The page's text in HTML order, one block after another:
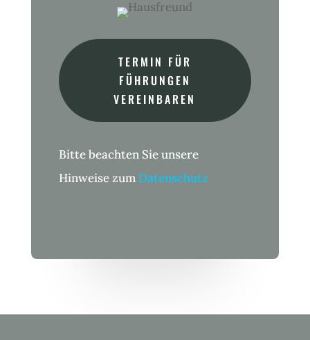
TERMIN FÜR
FÜHRUNGEN
VEREINBAREN
Bitte beachten Sie unsere
Hinweise zum Datenschutz